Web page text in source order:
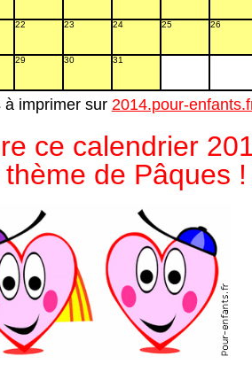
22 23 24 25 26
29 30 31
à imprimer sur 2014.pour-
ce calendrier
de Pâques !